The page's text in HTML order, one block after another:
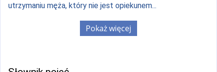
utrzymaniu męża, który nie jest opiekunem...
Pokaż więcej